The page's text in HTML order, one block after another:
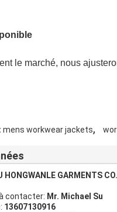
le marché, nous
mens workwear jackets,
HONGWANLE GARMENTS
contacter: Mr. Michael Su
13607130916